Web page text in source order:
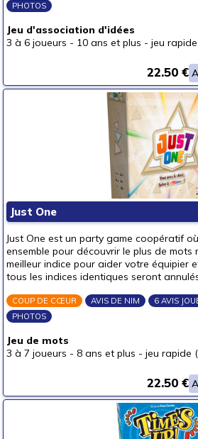
PHOTOS
Jeu d'association d'idées
3 à 6 joueurs - 10 ans et plus - jeu
22.50 €
Just One
Just One est un party game coopératif
ensemble pour découvrir le plus de mots
meilleur indice pour aider votre équipier
tous les indices identiques seront
COUP DE CŒUR AVIS DE NIM
6 AVIS
PHOTOS
Jeu de mots
3 à 7 joueurs - 8 ans et plus - jeu rapide
22.50 €